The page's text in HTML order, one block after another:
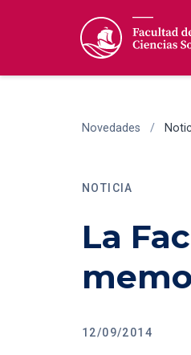
Novedades /
NOTICIA
La
12/09/2014